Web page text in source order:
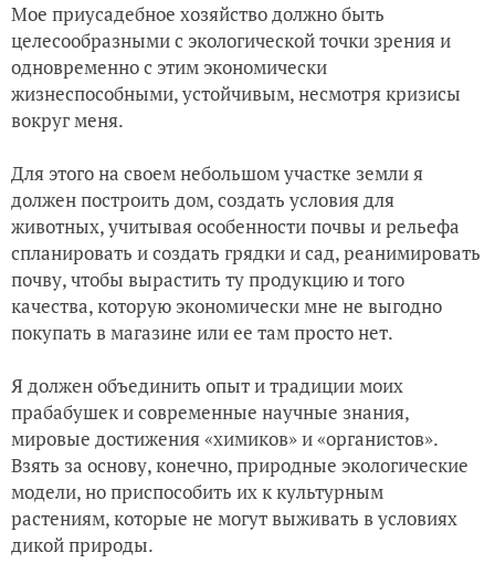
Мое приусадебное хозяйство должно быть
целесообразными с экологической точки зрения и
одновременно с этим экономически
жизнеспособными, устойчивым, несмотря кризисы
вокруг меня.
Для этого на своем небольшом участке земли я
должен построить дом, создать условия для
животных, учитывая особенности почвы и рельефа
спланировать и создать грядки и сад, реанимировать
почву, чтобы вырастить ту продукцию и того
качества, которую экономически мне не выгодно
покупать в магазине или ее там просто нет.
Я должен объединить опыт и традиции моих
прабабушек и современные научные знания,
мировые достижения «химиков» и «органистов».
Взять за основу, конечно, природные экологические
модели, но приспособить их к культурным
растениям, которые не могут выживать в условиях
дикой природы.